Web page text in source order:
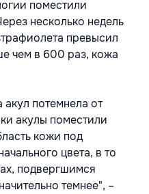
поместили
несколько недель
превысил
чем в 600 раз, кожа
потемнела от
акулы поместили
кожи под
цвета, в то
подвергшимся
темнее", –